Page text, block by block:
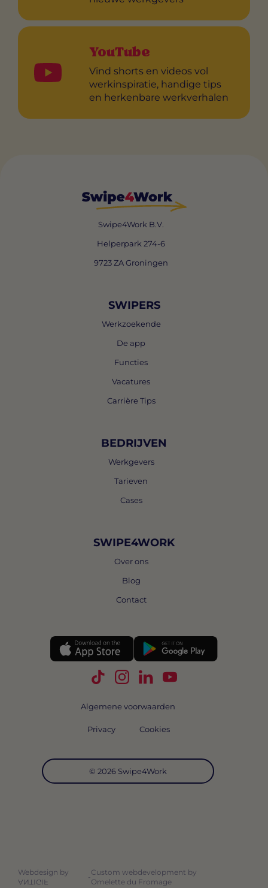
YouTube
Vind shorts en videos vol
werkinspiratie, handige tips
en herkenbare werkverhalen
Swipe4Work B.V.
Helperpark 274-6
9723 ZA Groningen
SWIPERS
Werkzoekende
De app
Functies
Vacatures
Carrière Tips
BEDRIJVEN
Werkgevers
Tarieven
Cases
SWIPE4WORK
Over ons
Blog
Contact
Volg Swipe4Work op TikTok
Volg Swipe4Work op
Volg Swipe4Work op
Volg Swipe4Work
© 2026 Swipe4Work
Algemene voorwaarden
Privacy Cookies
Webdesign by
ANTIGIF
-
Custom webdevelopment by
Omelette du Fromage